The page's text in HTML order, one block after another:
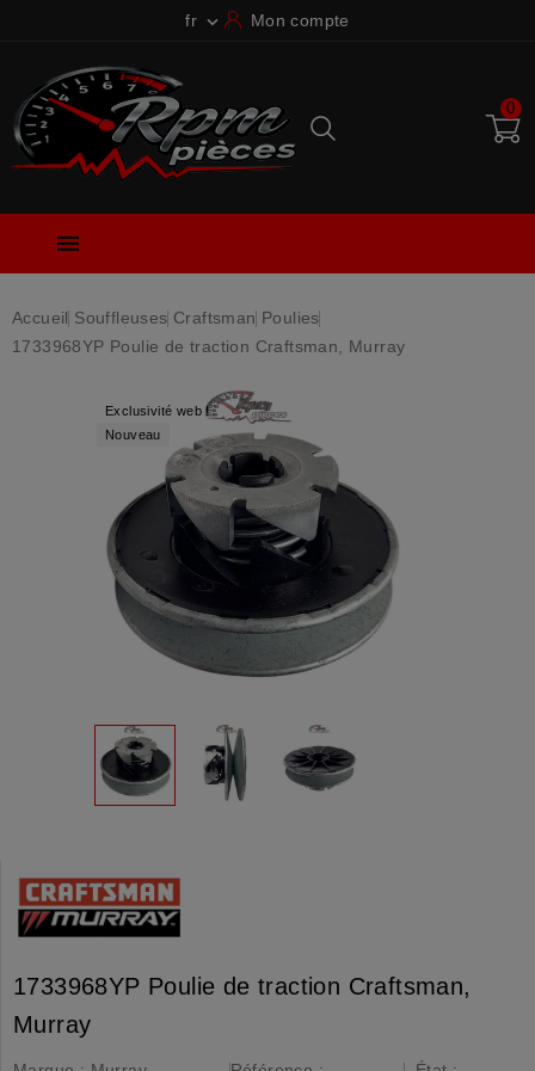
fr  Mon compte
0

Accueil Souffleuses Craftsman Poulies
1733968YP Poulie de traction Craftsman, Murray
Exclusivité web !
Nouveau
1733968YP Poulie de traction Craftsman,
Murray